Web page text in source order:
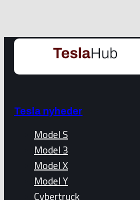
Tesla nyheder
Model S
Model 3
Model X
Model Y
Cybertruck